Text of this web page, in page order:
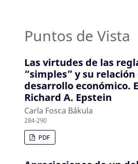
Puntos de Vista
Las virtudes de las
“simples” y su relación
desarrollo económico.
Richard A. Epstein
Carla Fosca Bákula
284-290
PDF